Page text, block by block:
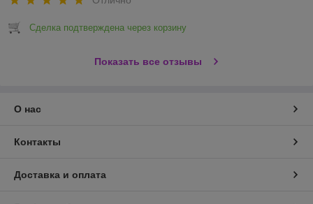
Сделка подтверждена через корзину
Показать все отзывы
О нас
Контакты
Доставка и оплата